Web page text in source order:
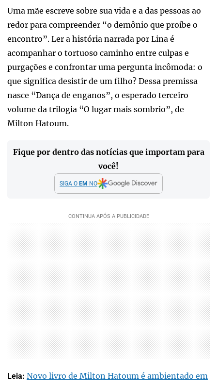
Uma mãe escreve sobre sua vida e a das pessoas ao
redor para compreender “o demônio que proíbe o
encontro”. Ler a história narrada por Lina é
acompanhar o tortuoso caminho entre culpas e
purgações e confrontar uma pergunta incômoda: o
que significa desistir de um filho? Dessa premissa
nasce “Dança de enganos”, o esperado terceiro
volume da trilogia “O lugar mais sombrio”, de
Milton Hatoum.
Fique por dentro das notícias que importam para
você!
SIGA O EM NO
Leia: Novo livro de Milton Hatoum é ambientado em